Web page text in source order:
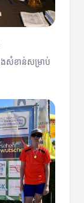
ងសំខាន់សម្រាប់